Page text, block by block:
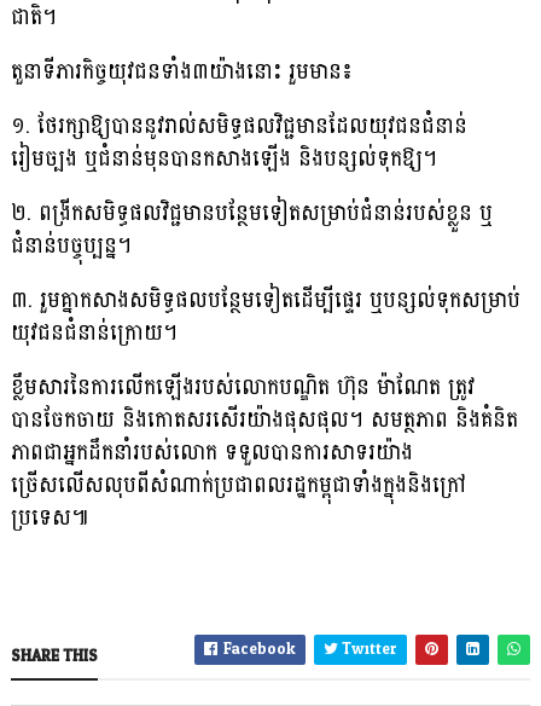
ជាតិ។
តួនាទីភារកិច្ចយុវជនទាំង៣យ៉ាងនោះ រួមមាន៖
១. ថែរក្សាឱ្យបាននូវរាល់សមិទ្ធផលវិជ្ជមានដែលយុវជនជំនាន់
រៀមច្បង ឬជំនាន់មុនបានកសាងឡើង និងបន្សល់ទុកឱ្យ។
២. ពង្រីកសមិទ្ធផលវិជ្ជមានបន្ថែមទៀតសម្រាប់ជំនាន់របស់ខ្លួន ឬ
ជំនាន់បច្ចុប្បន្ន។
៣. រួមគ្នាកសាងសមិទ្ធផលបន្ថែមទៀតដើម្បីផ្ទេរ ឬបន្សល់ទុកសម្រាប់
យុវជនជំនាន់ក្រោយ។
ខ្លឹមសារនៃការលើកឡើងរបស់លោកបណ្ឌិត ហ៊ុន ម៉ាណែត ត្រូវ
បានចែកចាយ និងកោតសរសើរយ៉ាងផុសផុល។ សមត្ថភាព និងគំនិត
ភាពជាអ្នកដឹកនាំរបស់លោក ទទួលបានការសាទរយ៉ាង
ច្រើសលើសលុបពីសំណាក់ប្រជាពលរដ្ឋកម្ពុជាទាំងក្នុងនិងក្រៅ
ប្រទេស៕
SHARE THIS Facebook Twitter